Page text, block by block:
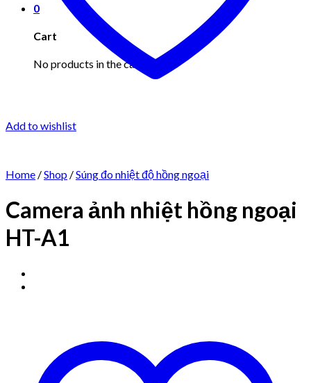
0
Cart
No products in the cart.
Add to wishlist
Home /Shop /Súng đo nhiệt độ hồng ngoại
Camera ảnh nhiệt hồng ngoại
HT-A1